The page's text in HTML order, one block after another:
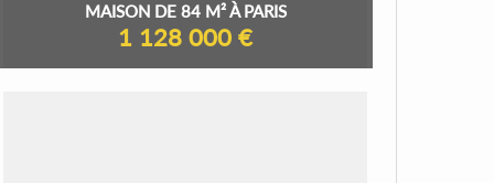
MAISON DE 84 M² À PARIS
1 128 000 €